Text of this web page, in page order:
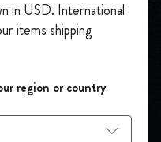
青
すると、初回注
になります。セ
は適用外。
成して限定オフ
多くのインスピ
れましょう。
in USD. International
items shipping
region or country